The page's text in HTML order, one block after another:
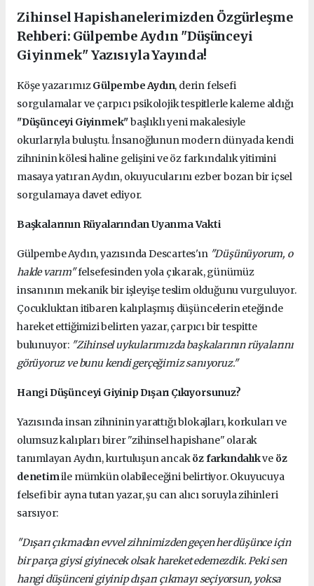
Zihinsel Hapishanelerimizden Özgürleşme
Rehberi: Gülpembe Aydın "Düşünceyi
Giyinmek" Yazısıyla Yayında!
Köşe yazarımızGülpembe Aydın, derin felsefi
sorgulamalar ve çarpıcı psikolojik tespitlerle kaleme aldığı
"Düşünceyi Giyinmek"başlıklı yeni makalesiyle
okurlarıyla buluştu. İnsanoğlunun modern dünyada kendi
zihninin kölesi haline gelişini ve öz farkındalık yitimini
masaya yatıran Aydın, okuyucularını ezber bozan bir içsel
sorgulamaya davet ediyor.
Başkalarının Rüyalarından Uyanma Vakti
Gülpembe Aydın, yazısında Descartes'ın "Düşünüyorum, o
halde varım"felsefesinden yola çıkarak, günümüz
insanının mekanik bir işleyişe teslim olduğunu vurguluyor.
Çocukluktan itibaren kalıplaşmış düşüncelerin eteğinde
hareket ettiğimizi belirten yazar, çarpıcı bir tespitte
bulunuyor: "Zihinsel uykularımızda başkalarının rüyalarını
görüyoruz ve bunu kendi gerçeğimiz sanıyoruz."
Hangi Düşünceyi Giyinip Dışarı Çıkıyorsunuz?
Yazısında insan zihninin yarattığı blokajları, korkuları ve
olumsuz kalıpları birer "zihinsel hapishane" olarak
tanımlayan Aydın, kurtuluşun ancaköz farkındalıkve öz
denetimile mümkün olabileceğini belirtiyor. Okuyucuya
felsefi bir ayna tutan yazar, şu can alıcı soruyla zihinleri
sarsıyor:
"Dışarı çıkmadan evvel zihnimizden geçen her düşünce için
bir parça giysi giyinecek olsak hareket edemezdik. Peki sen
hangi düşünceni giyinip dışarı çıkmayı seçiyorsun, yoksa